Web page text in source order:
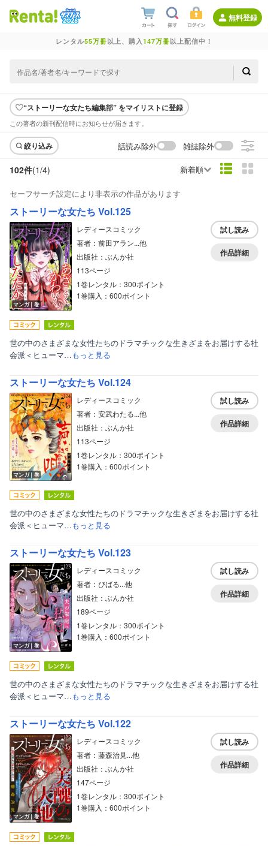
無料登録
レンタル55万冊以上、購入147万冊以上配信中！
“ストーリーな女たち編集部” をマイリストに登録
この著者の新刊配信時にお知らせが届きます。
絞り込み 話読み除外 雑誌除外
102件(1/4) 新着順
セーフサーチ設定により非表示の作品があります
ストーリーな女たち Vol.125
マンガ｜巻
レディースコミック
著者：前田アラン...他
出版社：ぶんか社
113ページ
1巻レンタル：300ポイント
1巻購入：600ポイント
試し読み
作品詳細
世の中のさまざまな女性たちのドラマチックな生きざまをお届けする社
会派＜ヒューマ…もっと見る
ストーリーな女たち Vol.124
マンガ｜巻
レディースコミック
著者：安武わたる...他
出版社：ぶんか社
113ページ
1巻レンタル：300ポイント
1巻購入：600ポイント
試し読み
作品詳細
世の中のさまざまな女性たちのドラマチックな生きざまをお届けする社
会派＜ヒューマ…もっと見る
ストーリーな女たち Vol.123
マンガ｜巻
レディースコミック
著者：びばる...他
出版社：ぶんか社
189ページ
1巻レンタル：300ポイント
1巻購入：600ポイント
試し読み
作品詳細
世の中のさまざまな女性たちのドラマチックな生きざまをお届けする社
会派＜ヒューマ…もっと見る
ストーリーな女たち Vol.122
マンガ｜巻
レディースコミック
著者：藤森治見...他
出版社：ぶんか社
147ページ
1巻レンタル：300ポイント
1巻購入：600ポイント
試し読み
作品詳細